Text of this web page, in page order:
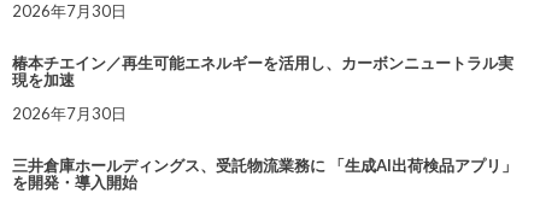
2026年7月30日
椿本チエイン／再生可能エネルギーを活用し、カーボンニュートラル実
現を加速
2026年7月30日
三井倉庫ホールディングス、受託物流業務に 「生成AI出荷検品アプリ」
を開発・導入開始